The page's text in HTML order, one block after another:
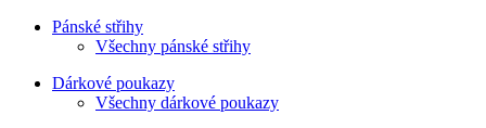
Pánské střihy
Všechny pánské střihy
Dárkové poukazy
Všechny dárkové poukazy